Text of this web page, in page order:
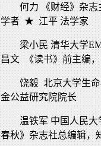
何力 《财经》杂
学者 ★ 江平 法学家
梁小民 清华大学
昌文 《读书》前主编
饶毅 北京大学生
金公益研究院院长
温铁军 中国人民
春秋》杂志社总编辑，